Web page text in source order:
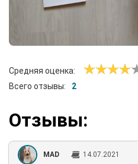
Средняя оценка:
Всего отзывы:
2
Отзывы:
MAD 14.07.2021